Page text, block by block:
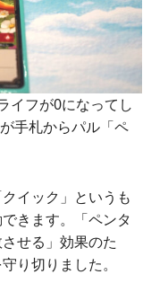
イフが0になってし
手札からパル「ペ
イック」というも
きます。「ペンタ
せる」効果のた
り切りました。